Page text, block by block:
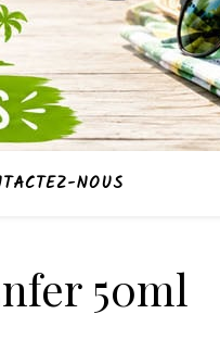
NOUS
50ml